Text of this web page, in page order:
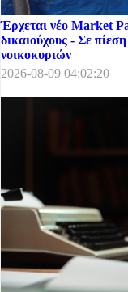
Έρχεται νέο Market
δικαιούχους - Σε
νοικοκυριών
2026-08-09 04:02:20